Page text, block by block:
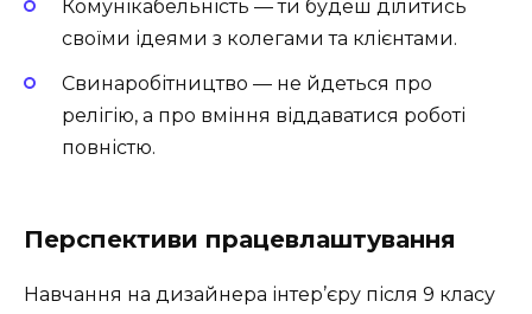
Комунікабельність — ти будеш ділитись
своїми ідеями з колегами та клієнтами.
Свинаробітництво — не йдеться про
релігію, а про вміння віддаватися роботі
повністю.
Перспективи працевлаштування
Навчання на дизайнера інтер’єру після 9 класу